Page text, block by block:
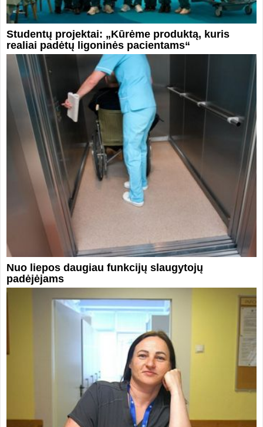
Studentų projektai: „Kūrėme produktą, kuris
realiai padėtų ligoninės pacientams“
Nuo liepos daugiau funkcijų slaugytojų
padėjėjams